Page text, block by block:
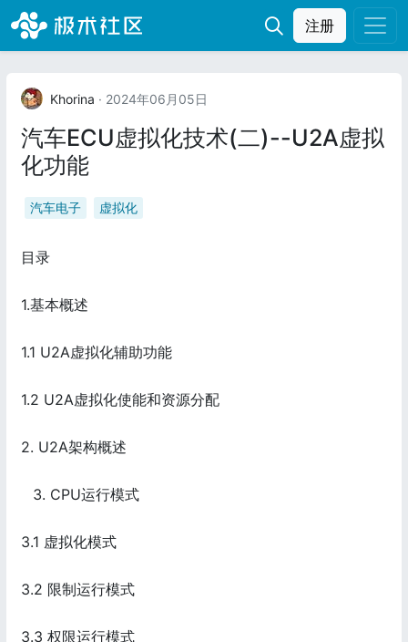
注册
Khorina · 2024年06月05日
汽车ECU虚拟化技术(二)--U2A虚拟
化功能
汽车电子 虚拟化
目录
1.基本概述
1.1 U2A虚拟化辅助功能
1.2 U2A虚拟化使能和资源分配
2. U2A架构概述
CPU运行模式
3.1 虚拟化模式
3.2 限制运行模式
3.3 权限运行模式